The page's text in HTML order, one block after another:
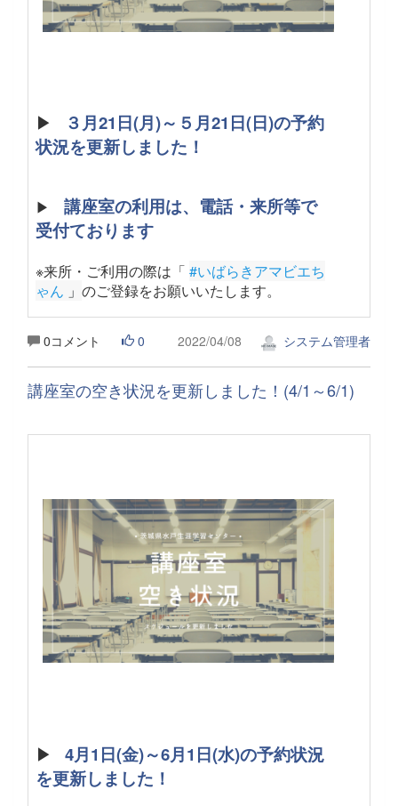
▶
３月21日(月)～５月21日(日)の予約
状況を更新しました！
▶ 講座室の利用は、電話・来所等で
受付ております
※来所・ご利用の際は「 #いばらきアマビエち
ゃん 」 のご登録をお願いいたします。
0コメント 0 2022/04/08 システム管理者
講座室の空き状況を更新しました！(4/1～6/1)
▶
4月1日(金)～6月1日(水)の予約状況
を更新しました！